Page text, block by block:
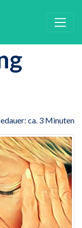
ca. 3 Minuten